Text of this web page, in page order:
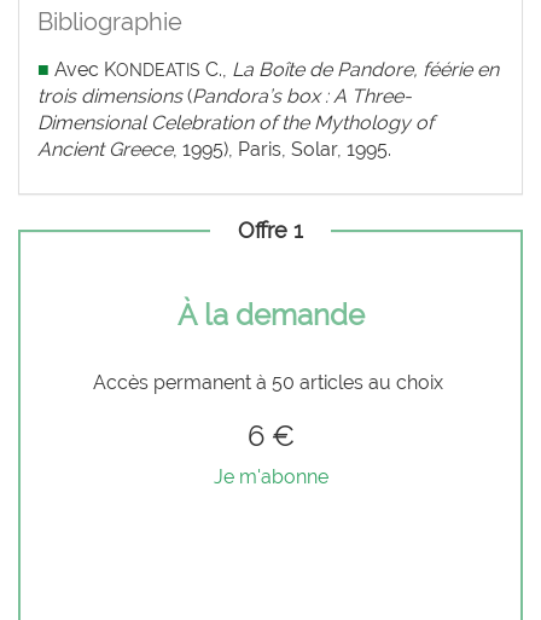
Bibliographie
■ Avec KONDEATIS C., La Boîte de Pandore, féérie en
trois dimensions(Pandora’s box : A Three-
Dimensional Celebration of the Mythology of
Ancient Greece, 1995), Paris, Solar, 1995.
Offre 1
À la demande
Accès permanent à 50 articles au choix
6 €
Je m'abonne